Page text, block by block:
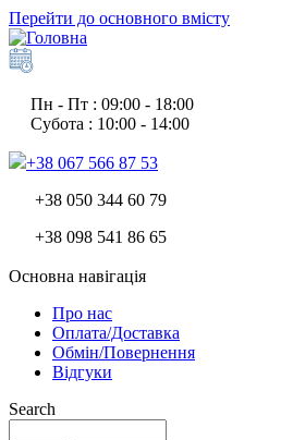
Перейти до основного вмісту
Пн - Пт : 09:00 - 18:00
Субота : 10:00 - 14:00
+38 067 566 87 53
+38 050 344 60 79
+38 098 541 86 65
Основна навігація
Про нас
Оплата/Доставка
Обмін/Повернення
Відгуки
Search